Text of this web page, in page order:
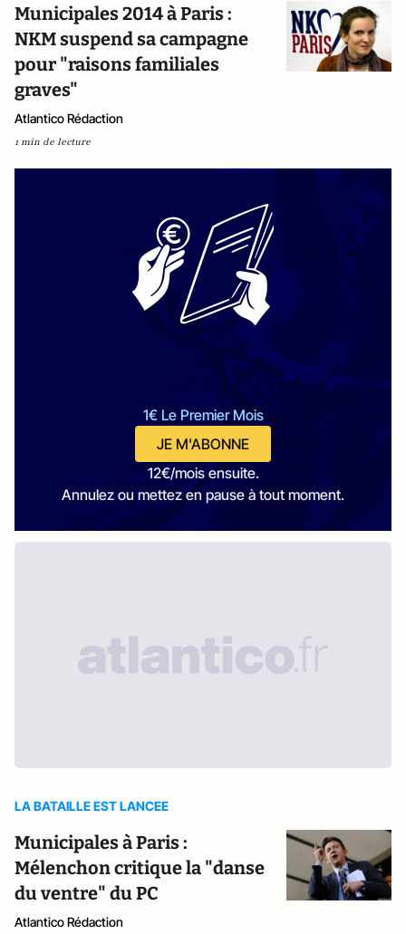
Municipales 2014 à Paris :
NKM suspend sa campagne
pour "raisons familiales
graves"
Atlantico Rédaction
1 min de lecture
1€ Le Premier Mois
JE M'ABONNE
12€/mois ensuite.
Annulez ou mettez en pause à tout moment.
LA BATAILLE EST LANCEE
Municipales à Paris :
Mélenchon critique la "danse
du ventre" du PC
Atlantico Rédaction